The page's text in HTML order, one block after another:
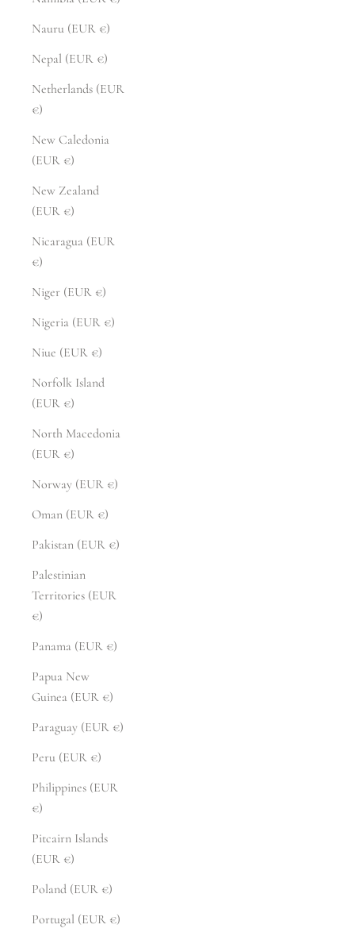
Nauru (EUR €)
Nepal (EUR €)
Netherlands (EUR
€)
New Caledonia
(EUR €)
New Zealand
(EUR €)
Nicaragua (EUR
€)
Niger (EUR €)
Nigeria (EUR €)
Niue (EUR €)
Norfolk Island
(EUR €)
North Macedonia
(EUR €)
Norway (EUR €)
Oman (EUR €)
Pakistan (EUR €)
Palestinian
Territories (EUR
€)
Panama (EUR €)
Papua New
Guinea (EUR €)
Paraguay (EUR €)
Peru (EUR €)
Philippines (EUR
€)
Pitcairn Islands
(EUR €)
Poland (EUR €)
Portugal (EUR €)